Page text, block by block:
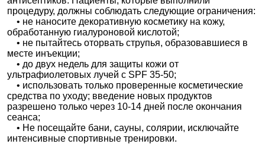
процедуру, должны соблюдать следующие ограничения:
• не наносите декоративную косметику на кожу,
обработанную гиалуроновой кислотой;
• не пытайтесь оторвать струпья, образовавшиеся в
месте инъекции;
• до двух недель для защиты кожи от
ультрафиолетовых лучей с SPF 35-50;
• использовать только проверенные косметические
средства по уходу; введение новых продуктов
разрешено только через 10-14 дней после окончания
сеанса;
• Не посещайте бани, сауны, солярии, исключайте
интенсивные спортивные тренировки.